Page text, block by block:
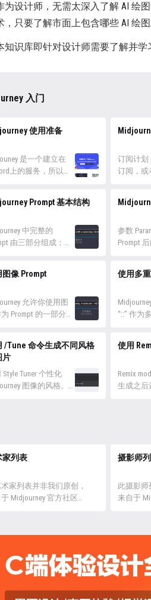
为设计师，无需太深入了解 AI 绘
，只要了解市面上包含哪些 AI 绘
知识库即针对设计师需要了解并学
入门
使用准备
是一个建立在
上的服务，所以想
discord 官网，点击
」按钮，跟随引导
Discord 账号的注册。
订阅计划
订阅，或
Bot 会生
击跳转至
信息页面
不同的订
Prompt 基本结构
中完整的
由三部分组成：命
命令不能打错字
，而参数则不用，
不写会调用
接 Prompt 的命令只有
参数
Prompt
格化程度
提示词后
并继续输
格后继续
值，...
图像 Prompt
允许你使用图
Prompt 的一部分，
相结合可以改变图片
响的程度。 在
中，图像
以 url 的形式存
以...
“::” 作为
中的概念
的混合效
本概念 在
/Tune 命令生成不同风格
片
Style Tuner 个性化
图像的风格。
显示不同的视觉风
到一个独特的代
未来任务的风格。
命令和对应的代码仅
使用
Remix
生成之后
Variation
在
更改模型
家列表
家列表并非我们原创，
Midjourney 官方社区。
摄影师
此摄影师
来自于